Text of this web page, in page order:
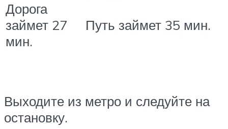
Дорога
займет 27
мин.
Путь займет 35 мин.
Выходите из метро и следуйте на
остановку.